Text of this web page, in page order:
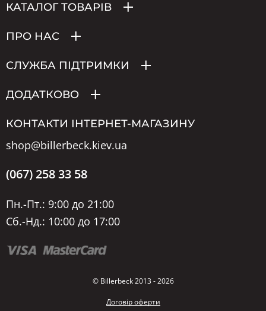
КАТАЛОГ ТОВАРІВ
ПРО НАС
СЛУЖБА ПІДТРИМКИ
ДОДАТКОВО
КОНТАКТИ ІНТЕРНЕТ-МАГАЗИНУ
shop@billerbeck.kiev.ua
(067) 258 33 58
Пн.-Пт.: 9:00 до 21:00
Сб.-Нд.: 10:00 до 17:00
© Billerbeck 2013 - 2026
Договір оферти